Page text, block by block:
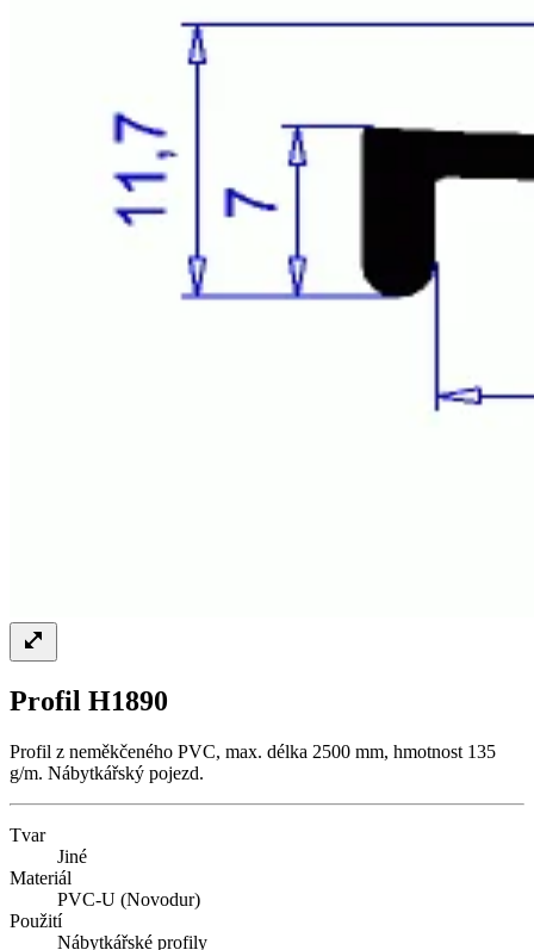
Profil H1890
Profil z neměkčeného PVC, max. délka 2500 mm, hmotnost 135
g/m. Nábytkářský pojezd.
Tvar
Jiné
Materiál
PVC-U (Novodur)
Použití
Nábytkářské profily